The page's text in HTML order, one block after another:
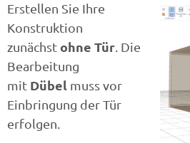
Erstellen Sie Ihre
Konstruktion
zunächstohne Tür . Die
Bearbeitung
mit Dübel muss vor
Einbringung der Tür
erfolgen.